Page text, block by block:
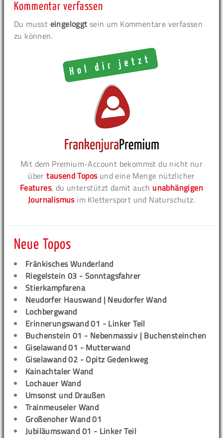
Kommentar verfassen
Du musst eingeloggt sein um Kommentare verfassen
zu können.
Mit dem Premium-Account bekommst du nicht nur
übertausend Toposund eine Menge nützlicher
Features, du unterstützt damit auch unabhängigen
Journalismusim Klettersport und Naturschutz.
Neue Topos
Fränkisches Wunderland
Riegelstein 03 - Sonntagsfahrer
Stierkampfarena
Neudorfer Hauswand | Neudorfer Wand
Lochbergwand
Erinnerungswand 01 - Linker Teil
Buchenstein 01 - Nebenmassiv | Buchensteinchen
Giselawand 01 - Mutterwand
Giselawand 02 - Opitz Gedenkweg
Kainachtaler Wand
Lochauer Wand
Umsonst und Draußen
Trainmeuseler Wand
Großenoher Wand 01
Jubiläumswand 01 - Linker Teil